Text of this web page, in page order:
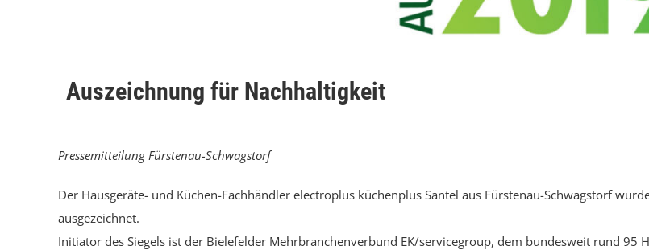
Auszeichnung für Nachhaltigkeit
Pressemitteilung Fürstenau-Schwagstorf
Der Hausgeräte- und Küchen-Fachhändler electroplus küchenplus Santel aus Fürstenau-Schwagstorf
ausgezeichnet.
Initiator des Siegels ist der Bielefelder Mehrbranchenverbund EK/servicegroup, dem bundesweit rund 95